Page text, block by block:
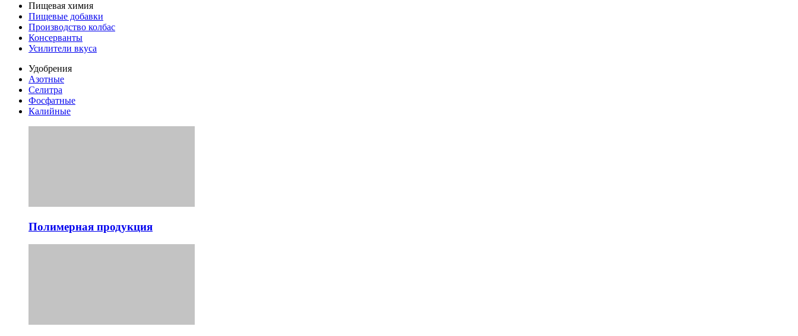
Пищевая химия
Пищевые добавки
Производство колбас
Консерванты
Усилители вкуса
Удобрения
Азотные
Селитра
Фосфатные
Калийные
Полимерная продукция